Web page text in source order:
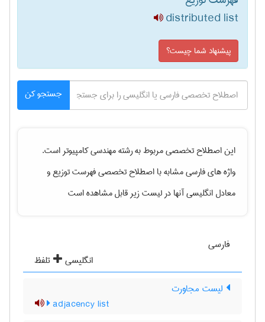
distributed list
پیشنهاد شما چیست؟
جستجو کن
این اصطلاح تخصصی مربوط به رشتهمهندسی كامپيوتراست.
واژه های فارسی مشابه با اصطلاح تخصصیفهرست توزیعو
معادل انگلیسی آنها در لیست زیر قابل مشاهده است
فارسی
انگلیسی
تلفظ
لیست مجاورت
adjacency list